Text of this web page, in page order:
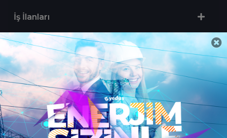
İş İlanları
Sertifika Programları
Yetenek Testleri
İşveren